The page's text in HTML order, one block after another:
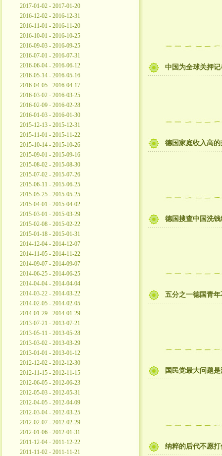
2017-01-02 - 2017-01-20
2016-12-02 - 2016-12-31
2016-11-01 - 2016-11-20
2016-10-01 - 2016-10-25
2016-09-03 - 2016-09-25
2016-07-01 - 2016-07-31
2016-06-04 - 2016-06-12
2016-05-14 - 2016-05-16
2016-04-05 - 2016-04-17
2016-03-02 - 2016-03-25
2016-02-09 - 2016-02-28
2016-01-03 - 2016-01-30
2015-12-13 - 2015-12-31
2015-11-01 - 2015-11-22
2015-10-14 - 2015-10-26
2015-09-01 - 2015-09-16
2015-08-02 - 2015-08-30
2015-07-02 - 2015-07-26
2015-06-11 - 2015-06-25
2015-05-25 - 2015-05-25
2015-04-01 - 2015-04-02
2015-03-01 - 2015-03-29
2015-02-08 - 2015-02-22
2015-01-18 - 2015-01-31
2014-12-04 - 2014-12-07
2014-11-05 - 2014-11-22
2014-09-07 - 2014-09-07
2014-06-25 - 2014-06-25
2014-04-04 - 2014-04-04
2014-03-22 - 2014-03-22
2014-02-05 - 2014-02-05
2014-01-29 - 2014-01-29
2013-07-21 - 2013-07-21
2013-05-11 - 2013-05-28
2013-03-02 - 2013-03-29
2013-01-01 - 2013-01-12
2012-12-02 - 2012-12-30
2012-11-15 - 2012-11-15
2012-06-05 - 2012-06-23
2012-05-03 - 2012-05-31
2012-04-05 - 2012-04-09
2012-03-04 - 2012-03-25
2012-02-07 - 2012-02-29
2012-01-06 - 2012-01-31
2011-12-04 - 2011-12-22
2011-11-02 - 2011-11-21
中国为全球关押
德国家庭收入高
德国搜查中国洗钱
五分之一德国青
国民党最大问题
纳粹的后代不愿打